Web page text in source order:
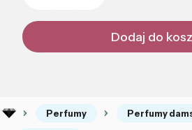
Dodaj do
Perfumy Perfumy